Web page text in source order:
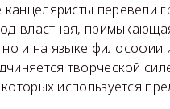
перевели
властная,
и на языке
творческой
используется